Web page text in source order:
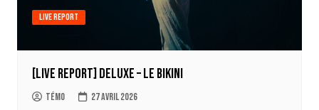
Live report
[LIVE REPORT] Deluxe – Le Bikini
Témo 27 avril 2026